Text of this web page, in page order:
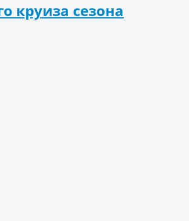
круиза сезона